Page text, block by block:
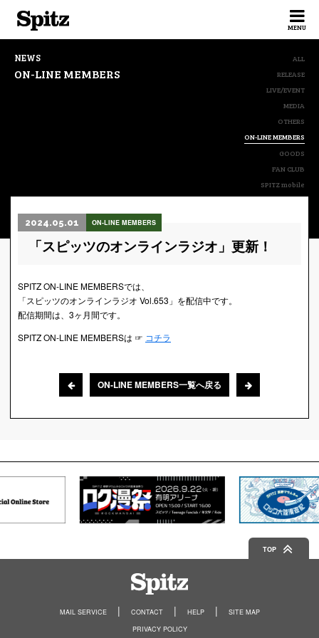
MENU
NEWS
ON-LINE MEMBERS
ALL
RELEASE
LIVE/EVENT
MEDIA
OTHERS
ON-LINE MEMBERS
GOODS
FAN CLUB
SPITZ mobile
2024.05.01 ON-LINE MEMBERS
「スピッツのオンラインラジオ」更新！
SPITZ ON-LINE MEMBERSでは、
「スピッツのオンラインラジオ Vol.653」を配信中です。
配信期間は、3ヶ月間です。
SPITZ ON-LINE MEMBERSは ☞ コチラ
ON-LINE MEMBERS一覧へ戻る
TOP
MAIL SERVICE CONTACT HELP
SITE MAP
PRIVACY POLICY